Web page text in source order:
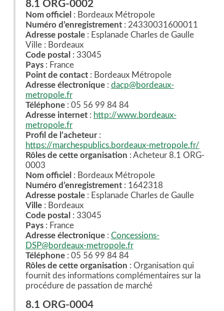
8.1 ORG-0002
Nom officiel : Bordeaux Métropole
Numéro d’enregistrement: 24330031600011
Adresse postale: Esplanade Charles de Gaulle
Ville : Bordeaux
Code postal : 33045
Pays: France
Point de contact: Bordeaux Métropole
Adresse électronique: dacp@bordeaux-
metropole.fr
Téléphone: 05 56 99 84 84
Adresse internet : http://www.bordeaux-
metropole.fr
Profil de l’acheteur:
https://marchespublics.bordeaux-metropole.fr/
Rôles de cette organisation : Acheteur 8.1 ORG-
0003
Nom officiel : Bordeaux Métropole
Numéro d’enregistrement: 1642318
Adresse postale: Esplanade Charles de Gaulle
Ville: Bordeaux
Code postal : 33045
Pays : France
Adresse électronique : Concessions-
DSP@bordeaux-metropole.fr
Téléphone : 05 56 99 84 84
Rôles de cette organisation : Organisation qui
fournit des informations complémentaires sur la
procédure de passation de marché
8.1 ORG-0004